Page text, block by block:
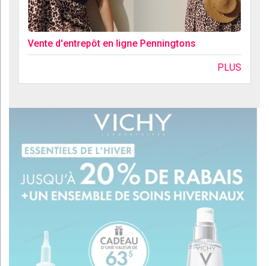
Vente d'entrepôt en ligne Penningtons
PLUS